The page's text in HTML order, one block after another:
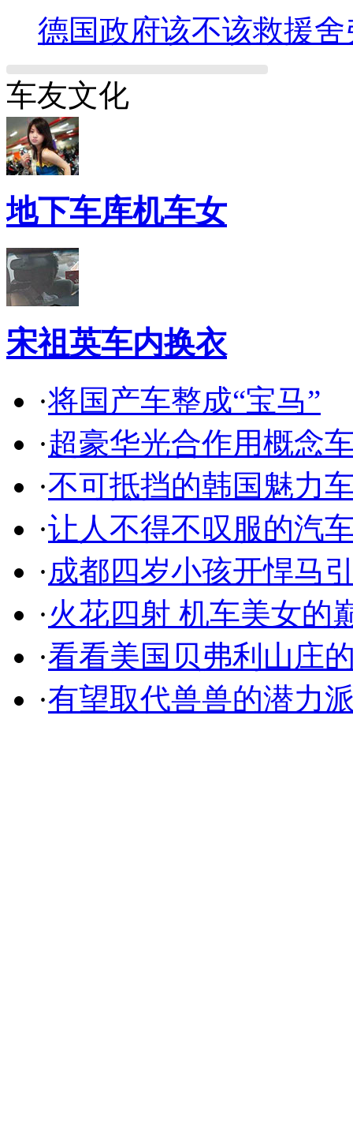
德国政府该不该救援舍
车友文化
地下车库机车女
宋祖英车内换衣
·将国产车整成“宝马”
·超豪华光合作用概念
·不可抵挡的韩国魅力
·让人不得不叹服的汽
·成都四岁小孩开悍马
·火花四射 机车美女的
·看看美国贝弗利山庄
·有望取代兽兽的潜力